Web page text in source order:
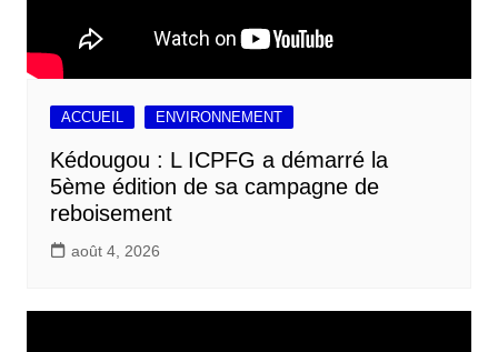
ACCUEIL ENVIRONNEMENT
Kédougou : L ICPFG a démarré la
5ème édition de sa campagne de
reboisement
août 4, 2026